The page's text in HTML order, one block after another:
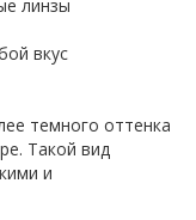
линзы
вкус
темного оттенка
Такой вид
и